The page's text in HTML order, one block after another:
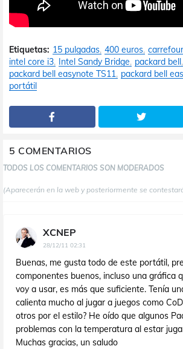
Etiquetas: 15 pulgadas 400 euros
intel core i3 Intel Sandy Bridge packard bell
packard bell easynote TS11 packard bell
portátil
5 COMENTARIOS
TODOS LOS COMENTARIOS SON MODERADOS
(Aparecerán en la web y posteriormente se
XCNEP
28/12/11 02:31
Buenas, me gusta todo de este portátil,
componentes buenos, incluso una gráfica
voy a usar, es más que suficiente. Tenía
calienta mucho al jugar a juegos como
otros por el estilo? He oído que algunos
problemas con la temperatura al estar
Muchas gracias, un saludo